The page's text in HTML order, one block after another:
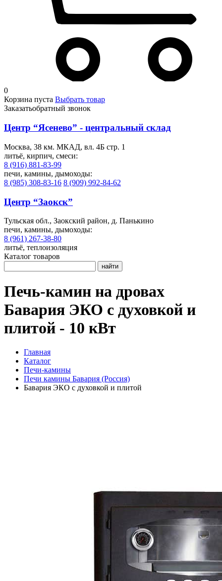
0
Корзина пуста Выбрать товар
Заказатьобратный звонок
Центр “Ясенево” - центральный склад
Москва, 38 км. МКАД, вл. 4Б стр. 1
литьё, кирпич, смеси:
8 (916) 881-83-99
печи, камины, дымоходы:
8 (985) 308-83-16 8 (909) 992-84-62
Центр “Заокск”
Тульская обл., Заокский район, д. Панькино
печи, камины, дымоходы:
8 (961) 267-38-80
литьё, теплоизоляция
Каталог товаров
найти
Печь-камин на дровах
Бавария ЭКО с духовкой и
плитой - 10 кВт
Главная
Каталог
Печи-камины
Печи камины Бавария (Россия)
Бавария ЭКО с духовкой и плитой